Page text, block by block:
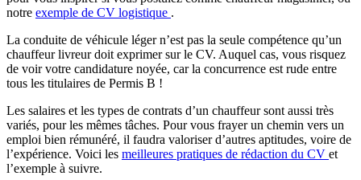
notre exemple de CV logistique .
La conduite de véhicule léger n’est pas la seule compétence qu’un
chauffeur livreur doit exprimer sur le CV. Auquel cas, vous risquez
de voir votre candidature noyée, car la concurrence est rude entre
tous les titulaires de Permis B !
Les salaires et les types de contrats d’un chauffeur sont aussi très
variés, pour les mêmes tâches. Pour vous frayer un chemin vers un
emploi bien rémunéré, il faudra valoriser d’autres aptitudes, voire de
l’expérience. Voici les meilleures pratiques de rédaction du CV et
l’exemple à suivre.